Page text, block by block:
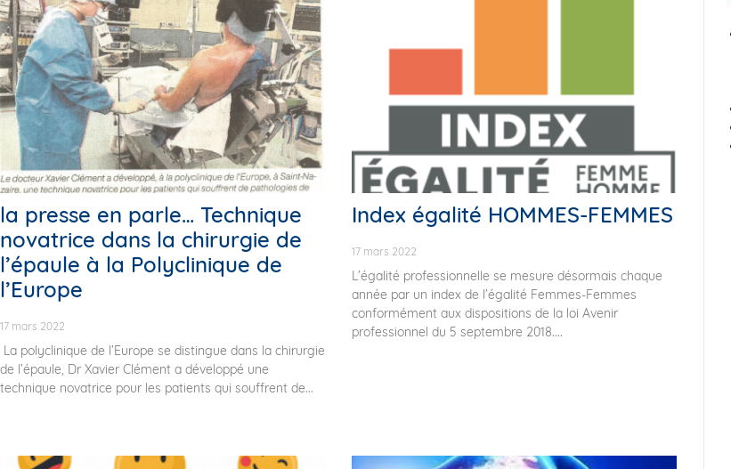
la presse en parle… Technique
novatrice dans la chirurgie de
l’épaule à la Polyclinique de
l’Europe
17 mars 2022
La polyclinique de l’Europe se distingue dans la chirurgie
de l’épaule, Dr Xavier Clément a développé une
technique novatrice pour les patients qui souffrent de...
Index égalité HOMMES-FEMMES
17 mars 2022
L’égalité professionnelle se mesure désormais chaque
année par un index de l’égalité Femmes-Femmes
conformément aux dispositions de la loi Avenir
professionnel du 5 septembre 2018....